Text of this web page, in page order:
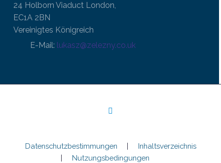
24 Holborn Viaduct London,
EC1A 2BN
Vereinigtes Königreich
E-Mail: lukasz@zelezny.co.uk
Datenschutzbestimmungen
Inhaltsverzeichnis
Nutzungsbedingungen